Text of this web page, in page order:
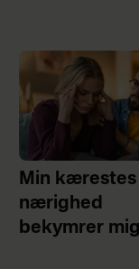
Min kærestes
nærighed
bekymrer mig